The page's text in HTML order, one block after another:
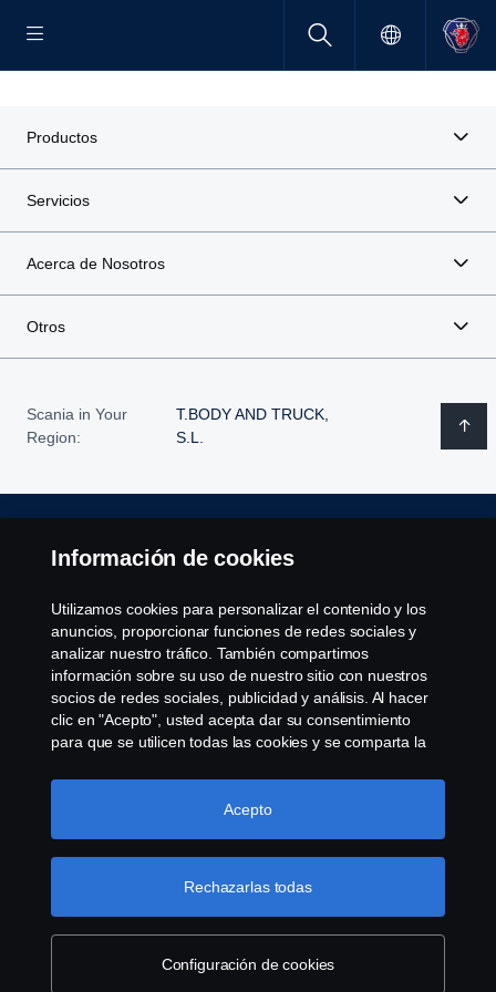
Productos
Servicios
Acerca de Nosotros
Otros
Scania in Your
Region:
T.BODY AND TRUCK,
S.L.
Aviso Legal
Declaración de Privacidad
Política de cookies
Cookie settings
© Copyright Scania 2022 All rights reserved. Scania
CV AB (publ), SE-151 87 Södertälje, Sweden, Tel:
+46-8-55 38 10 00, Fax: +46-8-55 38 10 37.
Información de cookies
Utilizamos cookies para personalizar el contenido y los
anuncios, proporcionar funciones de redes sociales y
analizar nuestro tráfico. También compartimos
información sobre su uso de nuestro sitio con nuestros
socios de redes sociales, publicidad y análisis. Al hacer
clic en "Acepto", usted acepta dar su consentimiento
para que se utilicen todas las cookies y se comparta la
haciendo clic en "Configuración de cookies" y
seleccionando las categorías que desea aceptar. Para
Más información sobre su privacidad
Configuración de cookies
Rechazarlas todas
Acepto